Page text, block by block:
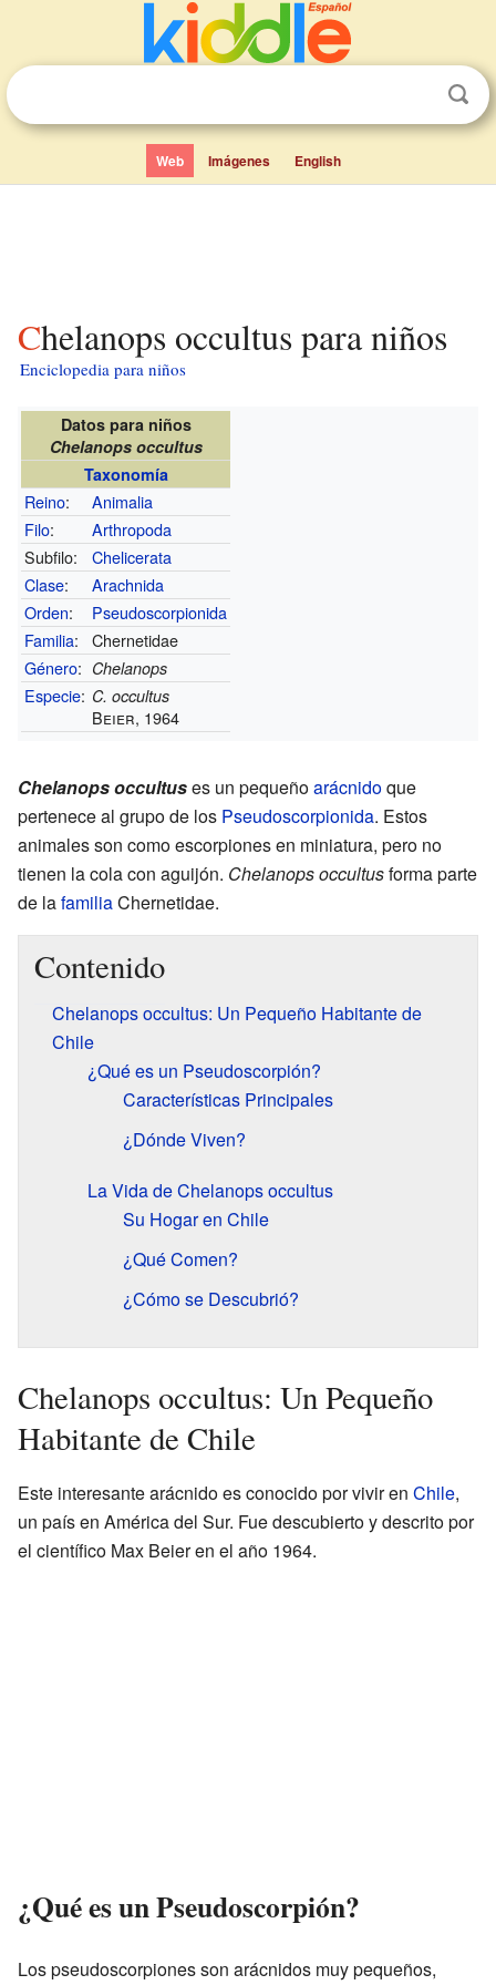
Web Imágenes English
Chelanops occultus para niños
Enciclopedia para niños
Datos para niños
Chelanops occultus
Taxonomía
Reino:
Animalia
Filo:
Arthropoda
Subfilo:
Chelicerata
Clase:
Arachnida
Orden:
Pseudoscorpionida
Familia:
Chernetidae
Género: Chelanops
Especie: C. occultus
Beier, 1964
Chelanops occultuses un pequeñoarácnidoque
pertenece al grupo de los Pseudoscorpionida. Estos
animales son como escorpiones en miniatura, pero no
tienen la cola con aguijón. Chelanops occultusforma parte
de lafamiliaChernetidae.
Contenido
Chelanops occultus: Un Pequeño Habitante de
Chile
¿Qué es un Pseudoscorpión?
Características Principales
¿Dónde Viven?
La Vida de Chelanops occultus
Su Hogar en Chile
¿Qué Comen?
¿Cómo se Descubrió?
Chelanops occultus: Un Pequeño
Habitante de Chile
Este interesante arácnido es conocido por vivir en Chile,
un país en América del Sur. Fue descubierto y descrito por
el científico Max Beier en el año 1964.
¿Qué es un Pseudoscorpión?
Los pseudoscorpiones son arácnidos muy pequeños,